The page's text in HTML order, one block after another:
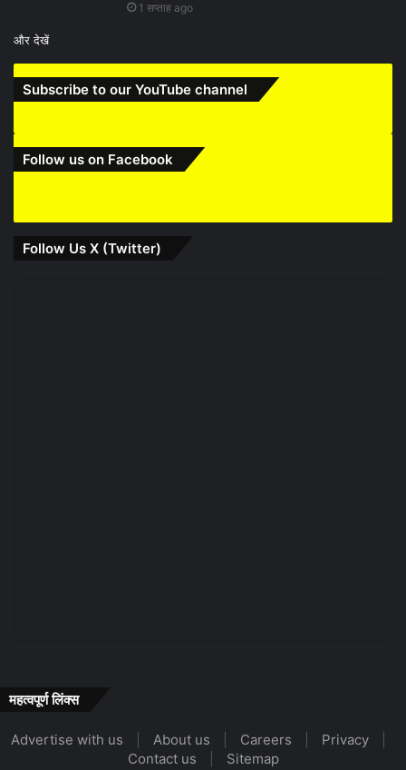
1 सप्ताह ago
और देखें
Subscribe to our YouTube channel
Follow us on Facebook
Follow Us X (Twitter)
महत्वपूर्ण लिंक्स
Advertise with us About us Careers Privacy
Contact us
Sitemap